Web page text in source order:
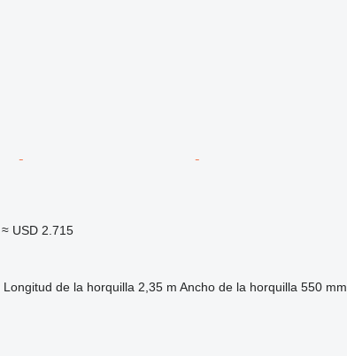
≈ USD 2.715
Longitud de la horquilla 2,35 m Ancho de la horquilla 550 mm